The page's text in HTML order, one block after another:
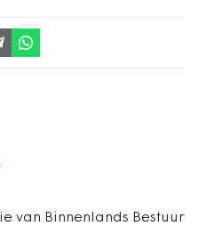
van Binnenlands Bestuur